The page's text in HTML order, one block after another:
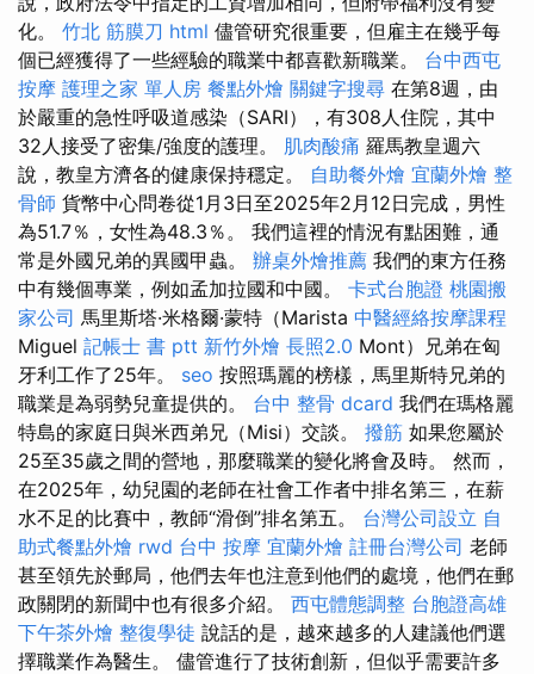
化。 竹北 筋膜刀 html 儘管研究很重要，但雇主在幾乎每
個已經獲得了一些經驗的職業中都喜歡新職業。 台中西屯
按摩 護理之家 單人房 餐點外燴 關鍵字搜尋 在第8週，由
於嚴重的急性呼吸道感染（SARI），有308人住院，其中
32人接受了密集/強度的護理。 肌肉酸痛 羅馬教皇週六
說，教皇方濟各的健康保持穩定。 自助餐外燴 宜蘭外燴 整
骨師 貨幣中心問卷從1月3日至2025年2月12日完成，男性
為51.7％，女性為48.3％。 我們這裡的情況有點困難，通
常是外國兄弟的異國甲蟲。 辦桌外燴推薦 我們的東方任務
中有幾個專業，例如孟加拉國和中國。 卡式台胞證 桃園搬
家公司 馬里斯塔·米格爾·蒙特（Marista 中醫經絡按摩課程
Miguel 記帳士 書 ptt 新竹外燴 長照2.0 Mont）兄弟在匈
牙利工作了25年。 seo 按照瑪麗的榜樣，馬里斯特兄弟的
職業是為弱勢兒童提供的。 台中 整骨 dcard 我們在瑪格麗
特島的家庭日與米西弟兄（Misi）交談。 撥筋 如果您屬於
25至35歲之間的營地，那麼職業的變化將會及時。 然而，
在2025年，幼兒園的老師在社會工作者中排名第三，在薪
水不足的比賽中，教師“滑倒”排名第五。 台灣公司設立 自
助式餐點外燴 rwd 台中 按摩 宜蘭外燴 註冊台灣公司 老師
甚至領先於郵局，他們去年也注意到他們的處境，他們在郵
政關閉的新聞中也有很多介紹。 西屯體態調整 台胞證高雄
下午茶外燴 整復學徒 說話的是，越來越多的人建議他們選
擇職業作為醫生。 儘管進行了技術創新，但似乎需要許多